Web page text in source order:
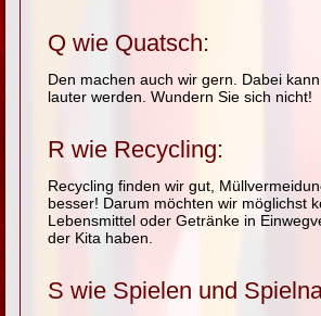
Q wie Quatsch:
Den machen auch wir gern. Dabei
lauter werden. Wundern Sie sich nicht!
R wie Recycling:
Recycling finden wir gut,
besser! Darum möchten wir möglichst
Lebensmittel oder Getränke in
der Kita haben.
S wie Spielen und